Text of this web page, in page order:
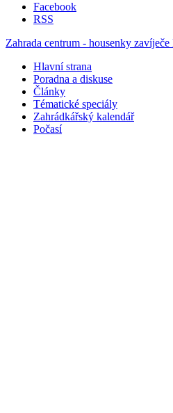
Facebook
RSS
Zahrada centrum - housenky
Hlavní strana
Poradna a diskuse
Články
Tématické speciály
Zahrádkářský kalendář
Počasí